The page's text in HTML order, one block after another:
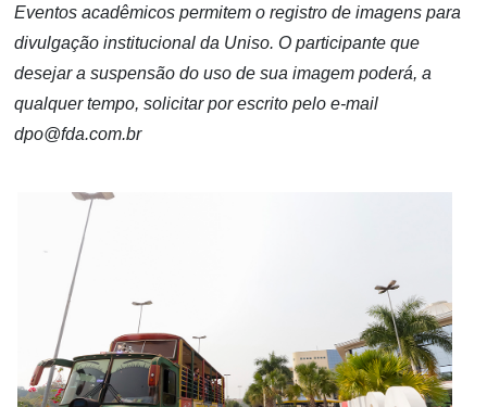
Eventos acadêmicos permitem o registro de imagens para
divulgação institucional da Uniso. O participante que
desejar a suspensão do uso de sua imagem poderá, a
qualquer tempo, solicitar por escrito pelo e-mail
dpo@fda.com.br